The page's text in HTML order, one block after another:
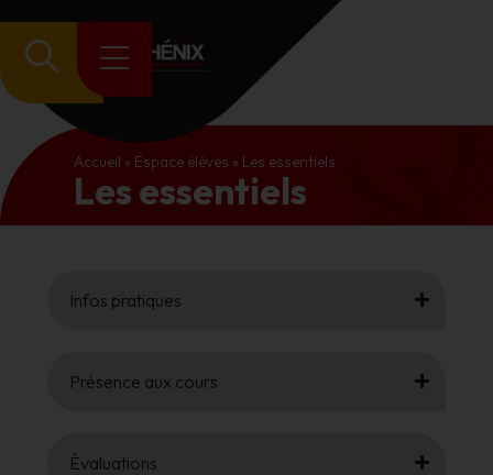
Accueil » Espace élèves » Les essentiels
Les essentiels
Infos pratiques
Présence aux cours
Évaluations